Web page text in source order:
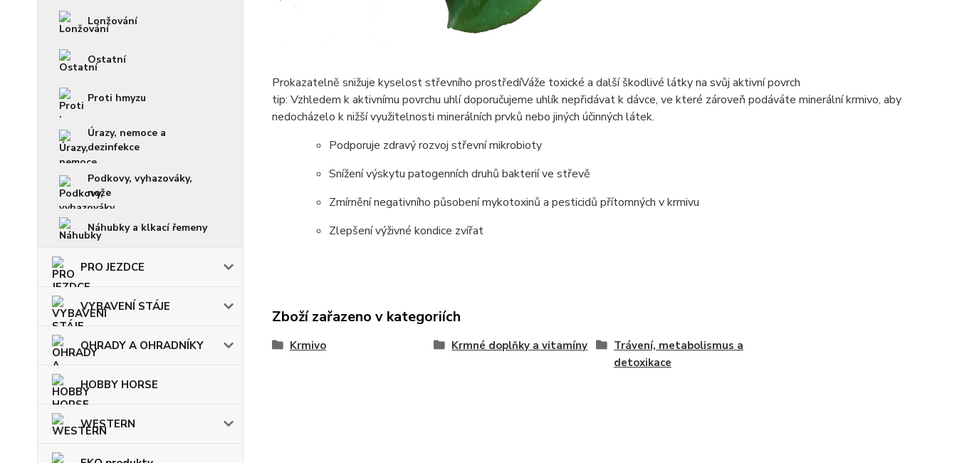
Lonžování
Ostatní
Proti hmyzu
Úrazy, nemoce a
dezinfekce
Podkovy, vyhazováky,
nože
Náhubky a klkací řemeny
PRO JEZDCE
VYBAVENÍ STÁJE
OHRADY A OHRADNÍKY
HOBBY HORSE
WESTERN
Prokazatelně snižuje kyselost střevního prostředíVáže toxické a další škodlivé látky na svůj aktivní povrch
tip: Vzhledem k aktivnímu povrchu uhlí doporučujeme uhlík nepřidávat k dávce, ve které zároveň podáváte minerální krmivo, aby
nedocházelo k nižší využitelnosti minerálních prvků nebo jiných účinných látek.
Podporuje zdravý rozvoj střevní mikrobioty
Snížení výskytu patogenních druhů bakterií ve střevě
Zmírnění negativního působení mykotoxinů a pesticidů přítomných v krmivu
Zlepšení výživné kondice zvířat
Zboží zařazeno v kategoriích
Krmivo Krmné doplňky a vitamíny
Trávení, metabolismus a
detoxikace